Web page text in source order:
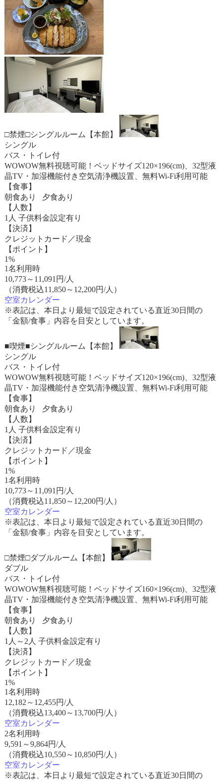
□禁煙□シングルルーム【本館】
シングル
バス・トイレ付
WOWOW無料視聴可能！ベッドサイズ120×196(cm)、32型液
晶TV・加湿機能付き空気清浄機設置、無料Wi-Fi利用可能
【食事】
朝食あり 夕食あり
【人数】
1人 子供料金設定有り
【決済】
クレジットカード／現金
【ポイント】
1%
1名利用時
10,773～ 11,091 円/人
（消費税込11,850～12,200円/人）
空室カレンダー
※表記は、本日より最短で設定されている直近30日間の
「金額/食事」内容を目安としています。
■喫煙■シングルルーム【本館】
シングル
バス・トイレ付
WOWOW無料視聴可能！ベッドサイズ120×196(cm)、32型液
晶TV・加湿機能付き空気清浄機設置、無料Wi-Fi利用可能
【食事】
朝食あり 夕食あり
【人数】
1人 子供料金設定有り
【決済】
クレジットカード／現金
【ポイント】
1%
1名利用時
10,773～ 11,091 円/人
（消費税込11,850～12,200円/人）
空室カレンダー
※表記は、本日より最短で設定されている直近30日間の
「金額/食事」内容を目安としています。
□禁煙□ダブルルーム【本館】
ダブル
バス・トイレ付
WOWOW無料視聴可能！ベッドサイズ160×196(cm)、32型液
晶TV・加湿機能付き空気清浄機設置、無料Wi-Fi利用可能
【食事】
朝食あり 夕食あり
【人数】
1人～2人 子供料金設定有り
【決済】
クレジットカード／現金
【ポイント】
1%
1名利用時
12,182 ～ 12,455円/人
（消費税込13,400～13,700円/人）
空室カレンダー
2名利用時
9,591 ～9,864円/人
（消費税込10,550～10,850円/人）
空室カレンダー
※表記は、本日より最短で設定されている直近30日間の